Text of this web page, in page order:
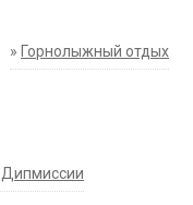
» Горнолыжный отдых
Дипмиссии